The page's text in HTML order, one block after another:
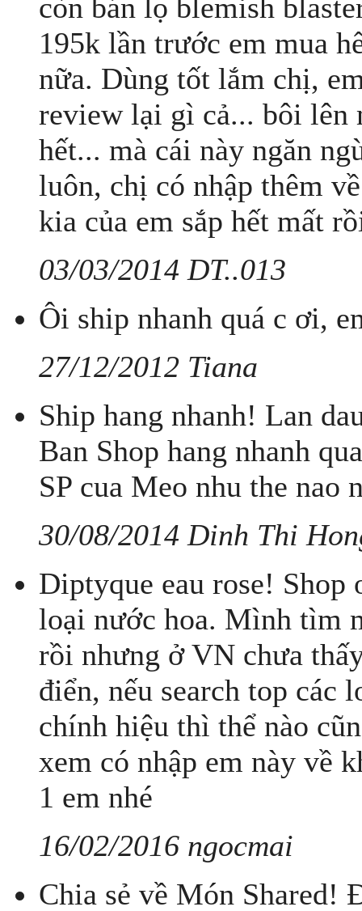
còn bán lọ blemish
195k lần trước em mua
nữa. Dùng tốt lắm chị,
review lại gì cả... bôi lên
hết... mà cái này ngăn
luôn, chị có nhập thêm
kia của em sắp hết mất
03/03/2014 DT..013
Ôi ship nhanh quá c ơi,
27/12/2012 Tiana
Ship hang nhanh! Lan
Ban Shop hang nhanh
SP cua Meo nhu the nao
30/08/2014 Dinh Thi
Diptyque eau rose!
loại nước hoa. Mình tìm
rồi nhưng ở VN chưa
điển, nếu search top các
chính hiệu thì thể nào
xem có nhập em này về
1 em nhé
16/02/2016 ngocmai
Chia sẻ về Món Shared!